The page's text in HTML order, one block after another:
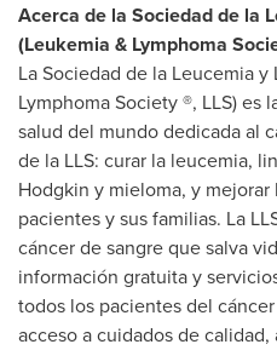
Acerca de la Sociedad de la
(Leukemia & Lymphoma
La Sociedad de la Leucemia
Lymphoma Society ®, LLS) es
salud del mundo dedicada al
de la LLS: curar la leucemia,
Hodgkin y mieloma, y
pacientes y sus familias. La
cáncer de sangre que salva
información gratuita y
todos los pacientes del
acceso a cuidados de